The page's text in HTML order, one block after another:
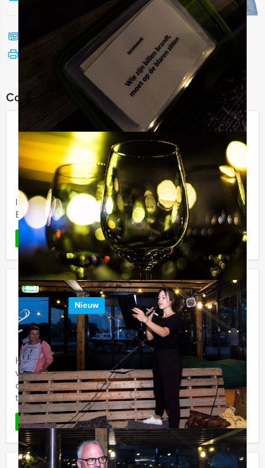
Bel mij terug
Bekijk printbare versie
Combineer dit uitje met:
Expeditie Robinson City Game in
Dordrecht
Vanaf€ 24,50 p.p. excl. BTW
Vanaf 12 personen ‐ 3 uur
In teams zullen jullie tegen elkaar strijden tijdens
Expeditie Robinson City Game in Dordrecht!
LEES MEER Favoriet
Sherlock Holmes City Game in Delft
Nieuw
Vanaf€ 27,50 p.p. excl. BTW
Vanaf 12 personen ‐ 2 uur en 30 minuten
Holland Tour Guides komt nu met een spectaculaire
virtuele game in het centrum van Delft. De politie heeft
dringend jullie hulp nodig om een lastige moordzaak op
te ...
LEES MEER Favoriet